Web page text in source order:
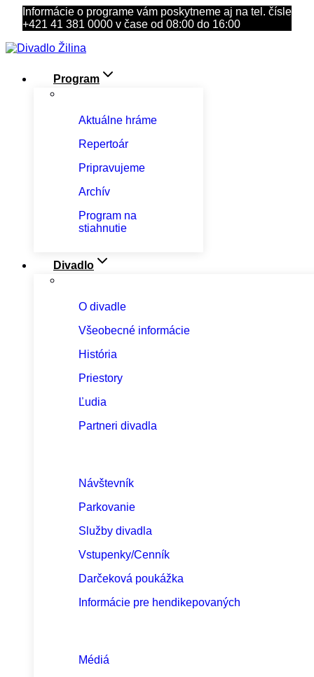
SkipInformácie o programe vám poskytneme aj na tel. čísle
+421 41 381 0000 v čase od 08:00 do 16:00
Program
Aktuálne hráme
Repertoár
Pripravujeme
Archív
Program na
stiahnutie
Divadlo
O divadle
Všeobecné informácie
História
Priestory
Ľudia
Partneri divadla
Návštevník
Parkovanie
Služby divadla
Vstupenky/Cenník
Darčeková poukážka
Informácie pre hendikepovaných
Médiá